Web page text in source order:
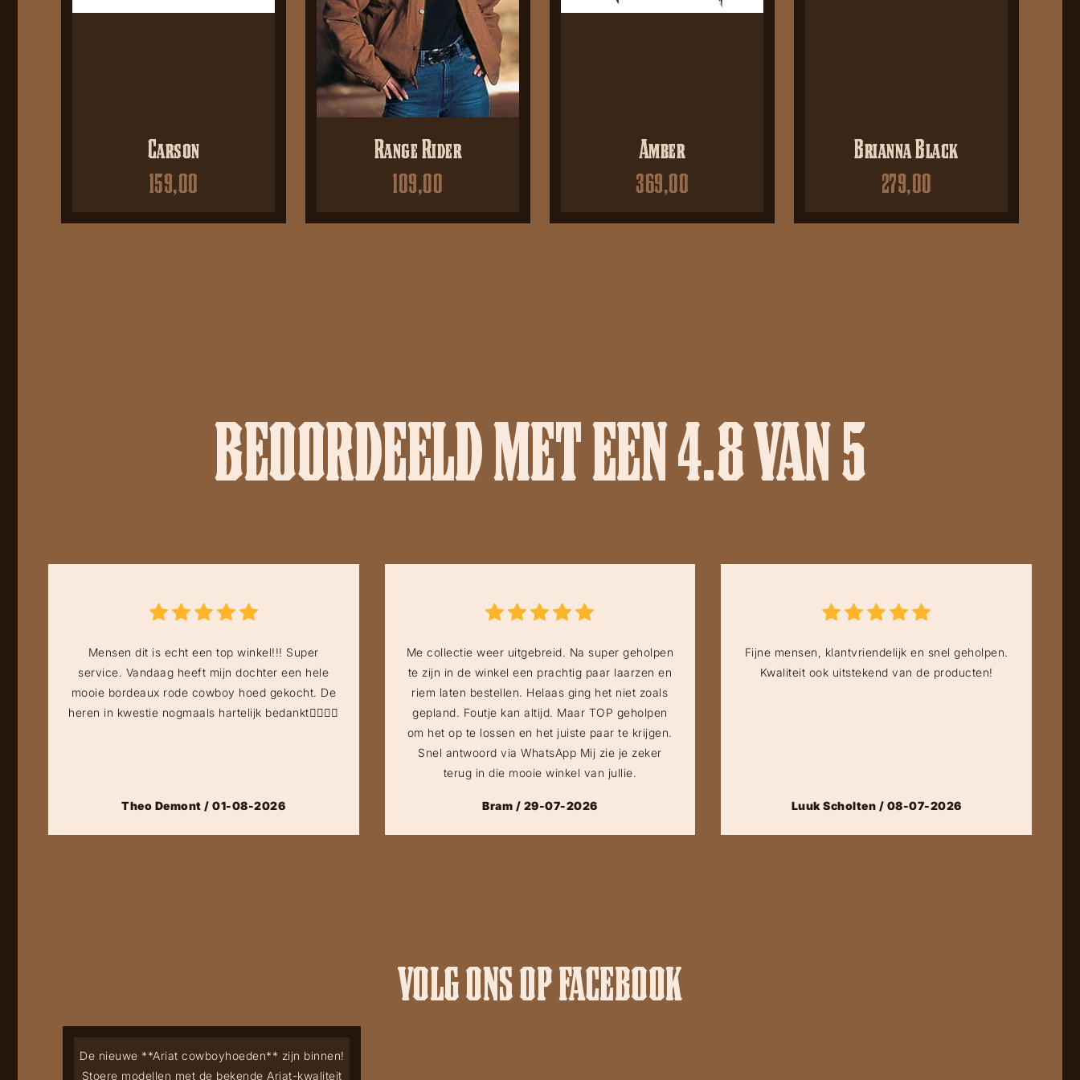
Carson
159,00
Range Rider
109,00
Amber
369,00
Brianna Black
279,00
BEOORDEELD MET EEN 4.8 VAN 5
Mensen dit is echt een top winkel!!! Super
service. Vandaag heeft mijn dochter een hele
mooie bordeaux rode cowboy hoed gekocht. De
heren in kwestie nogmaals hartelijk bedankt👍🏻👍🏻
Theo Demont / 01-08-2026
Me collectie weer uitgebreid. Na super geholpen
te zijn in de winkel een prachtig paar laarzen en
riem laten bestellen. Helaas ging het niet zoals
gepland. Foutje kan altijd. Maar TOP geholpen
om het op te lossen en het juiste paar te krijgen.
Snel antwoord via WhatsApp Mij zie je zeker
terug in die mooie winkel van jullie.
Bram / 29-07-2026
Fijne mensen, klantvriendelijk en snel geholpen.
Kwaliteit ook uitstekend van de producten!
Luuk Scholten / 08-07-2026
VOLG ONS OP FACEBOOK
De nieuwe **Ariat cowboyhoeden** zijn binnen!
Stoere modellen met de bekende Ariat-kwaliteit